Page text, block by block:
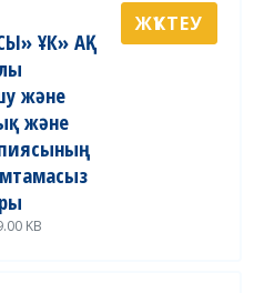
ҰК» АҚ
және
және
KB
ЖҮКТЕУ